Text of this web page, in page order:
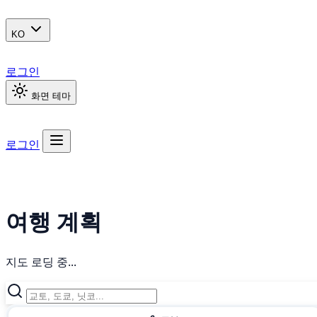
KO
로그인
화면 테마
로그인
여행 계획
지도 로딩 중...